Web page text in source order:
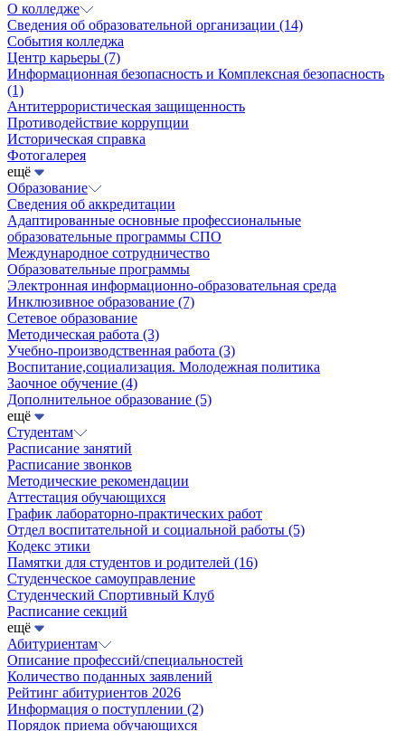
О колледже
Сведения об образовательной организации (14)
События колледжа
Центр карьеры (7)
Информационная безопасность и Комплексная безопасность
(1)
Антитеррористическая защищенность
Противодействие коррупции
Историческая справка
Фотогалерея
ещё
Образование
Сведения об аккредитации
Адаптированные основные профессиональные
образовательные программы СПО
Международное сотрудничество
Образовательные программы
Электронная информационно-образовательная среда
Инклюзивное образование (7)
Сетевое образование
Методическая работа (3)
Учебно-производственная работа (3)
Воспитание,социализация. Молодежная политика
Заочное обучение (4)
Дополнительное образование (5)
ещё
Студентам
Расписание занятий
Расписание звонков
Методические рекомендации
Аттестация обучающихся
График лабораторно-практических работ
Отдел воспитательной и социальной работы (5)
Кодекс этики
Памятки для студентов и родителей (16)
Студенческое самоуправление
Студенческий Спортивный Клуб
Расписание секций
ещё
Абитуриентам
Описание профессий/специальностей
Количество поданных заявлений
Рейтинг абитуриентов 2026
Информация о поступлении (2)
Порядок приема обучающихся